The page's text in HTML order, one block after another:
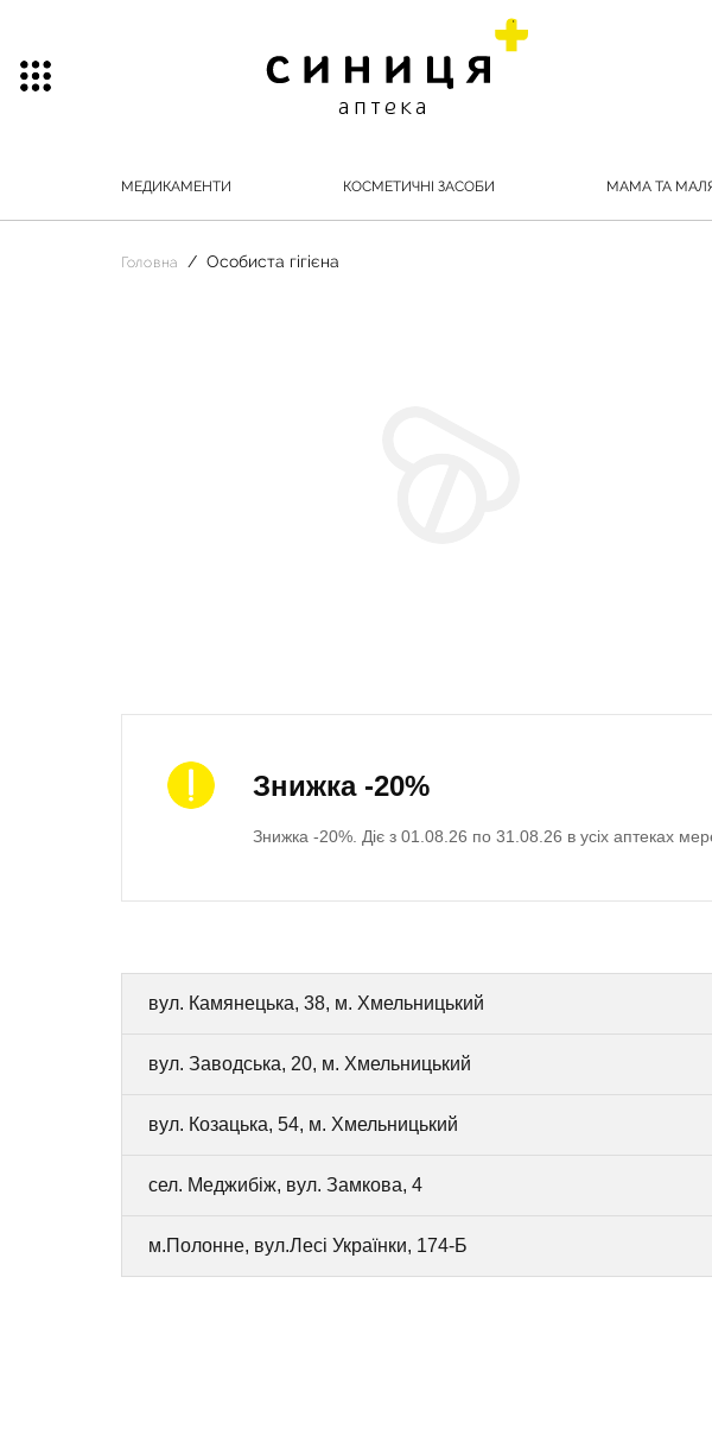
МЕДИКАМЕНТИ КОСМЕТИЧНІ ЗАСОБИ МАМА ТА
Головна Особиста гігієна
Знижка -20%
Знижка -20%. Діє з 01.08.26 по 31.08.26 в усіх аптеках
вул. Камянецька, 38, м. Хмельницький
вул. Заводська, 20, м. Хмельницький
вул. Козацька, 54, м. Хмельницький
сел. Меджибіж, вул. Замкова, 4
м.Полонне, вул.Лесі Українки, 174-Б